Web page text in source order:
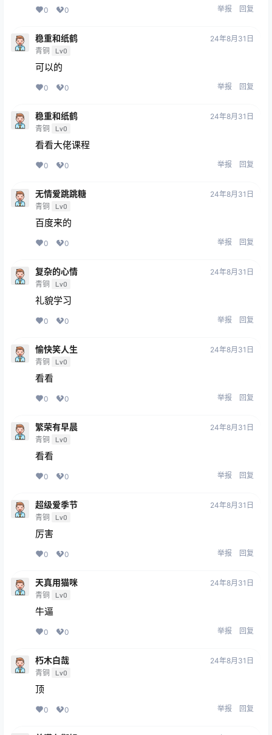
0 0 举报 回复
稳重和纸鹤
青铜 Lv0
24年8月31日
可以的
0 0 举报 回复
稳重和纸鹤
青铜 Lv0
24年8月31日
看看大佬课程
0 0 举报 回复
无情爱跳跳糖
青铜 Lv0
24年8月31日
百度来的
0 0 举报 回复
复杂的心情
青铜 Lv0
24年8月31日
礼貌学习
0 0 举报 回复
愉快笑人生
青铜 Lv0
24年8月31日
看看
0 0 举报 回复
繁荣有早晨
青铜 Lv0
24年8月31日
看看
0 0 举报 回复
超级爱季节
青铜 Lv0
24年8月31日
厉害
0 0 举报 回复
天真用猫咪
青铜 Lv0
24年8月31日
牛逼
0 0 举报 回复
朽木白哉
青铜 Lv0
24年8月31日
顶
0 0 举报 回复